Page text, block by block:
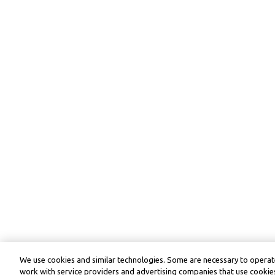
We use cookies and similar technologies. Some are necessary to
work with service providers and advertising companies that use